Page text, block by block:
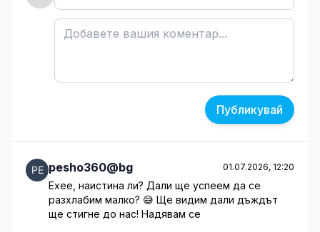
Публикувай
pesho360@bg 01.07.2026, 12:20
Ехее, наистина ли? Дали ще успеем да се
разхлабим малко? 😅 Ще видим дали дъждът
ще стигне до нас! Надявам се